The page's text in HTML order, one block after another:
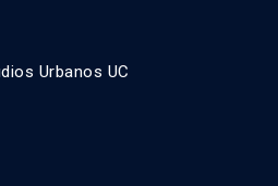
Urbanos UC